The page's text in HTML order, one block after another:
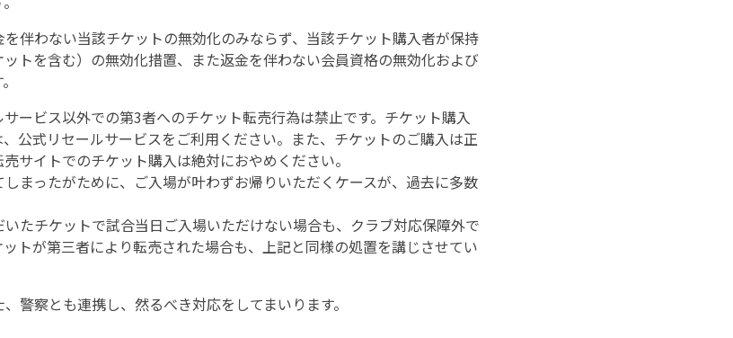
伴わない当該チケットの無効化のみならず、当該チケット購入者が保持
トを含む）の無効化措置、また返金を伴わない会員資格の無効化および
ービス以外での第3者へのチケット転売行為は禁止です。チケット購入
公式リセールサービスをご利用ください。また、チケットのご購入は正
サイトでのチケット購入は絶対におやめください。
まったがために、ご入場が叶わずお帰りいただくケースが、過去に多数
たチケットで試合当日ご入場いただけない場合も、クラブ対応保障外で
トが第三者により転売された場合も、上記と同様の処置を講じさせてい
警察とも連携し、然るべき対応をしてまいります。